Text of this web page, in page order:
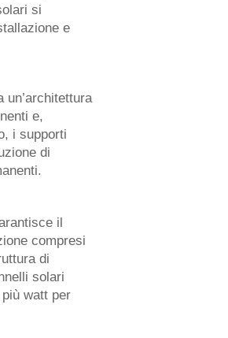
si
e
e,
i supporti
di
il
compresi
di
solari
watt per